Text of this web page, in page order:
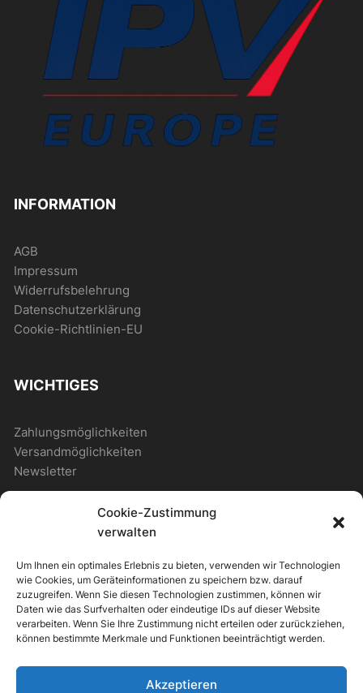
Cookie-Zustimmung
verwalten
Um Ihnen ein optimales Erlebnis zu bieten, verwenden wir Technologien
wie Cookies, um Geräteinformationen zu speichern bzw. darauf
zuzugreifen. Wenn Sie diesen Technologien zustimmen, können wir
Daten wie das Surfverhalten oder eindeutige IDs auf dieser Website
verarbeiten. Wenn Sie Ihre Zustimmung nicht erteilen oder zurückziehen,
können bestimmte Merkmale und Funktionen beeinträchtigt werden.
Akzeptieren
INFORMATION
AGB
Impressum
Widerrufsbelehrung
Datenschutzerklärung
Cookie-Richtlinien-EU
WICHTIGES
Zahlungsmöglichkeiten
Versandmöglichkeiten
Newsletter
Photostore
Photostore – Musterseite
Musterseite mit Shop
+49